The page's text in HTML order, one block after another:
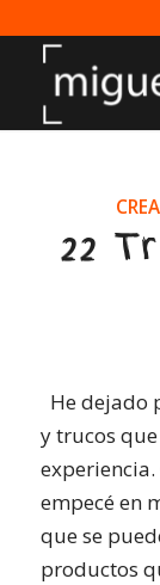
22
He dejado
y trucos
empecé en
que se
productos